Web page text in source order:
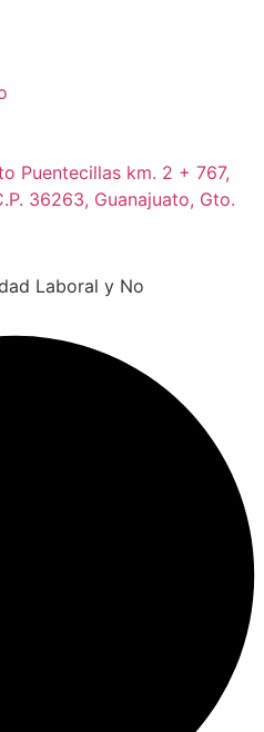
Puentecillas km. 2 + 767,
36263, Guanajuato, Gto.